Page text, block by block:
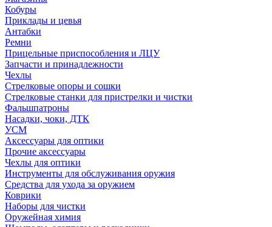
Кобуры
Приклады и цевья
Антабки
Ремни
Прицельные приспособления и ЛЦУ
Запчасти и принадлежности
Чехлы
Стрелковые опоры и сошки
Стрелковые станки для пристрелки и чистки
Фальшпатроны
Насадки, чоки, ДТК
УСМ
Аксессуары для оптики
Прочие аксессуары
Чехлы для оптики
Инструменты для обслуживания оружия
Средства для ухода за оружием
Коврики
Наборы для чистки
Оружейная химия